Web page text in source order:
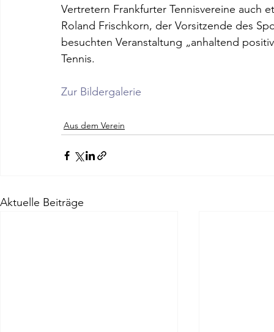
Vertretern Frankfurter Tennisvereine
Roland Frischkorn, der Vorsitzende des
besuchten Veranstaltung „anhaltend
Tennis.
Zur Bildergalerie
Aus dem Verein
Aktuelle Beiträge